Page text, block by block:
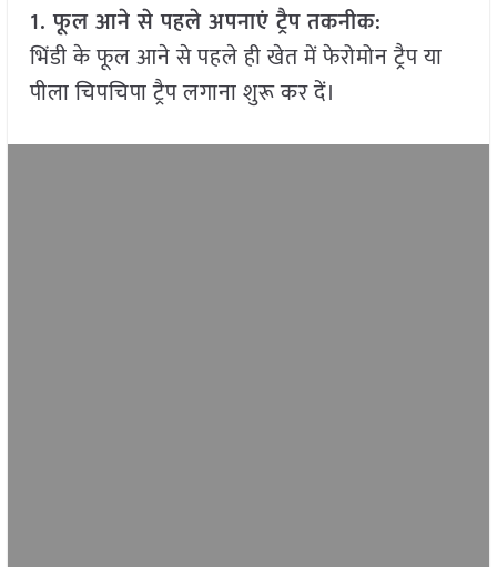
1. फूल आने से पहले अपनाएं ट्रैप तकनीक:
भिंडी के फूल आने से पहले ही खेत में फेरोमोन ट्रैप या
पीला चिपचिपा ट्रैप लगाना शुरू कर दें।